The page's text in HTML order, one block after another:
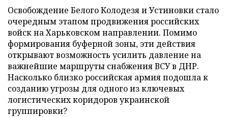
Освобождение Белого Колодезя и Устиновки стало
очередным этапом продвижения российских
войск на Харьковском направлении. Помимо
формирования буферной зоны, эти действия
открывают возможность усилить давление на
важнейшие маршруты снабжения ВСУ в ДНР.
Насколько близко российская армия подошла к
созданию угрозы для одного из ключевых
логистических коридоров украинской
группировки?